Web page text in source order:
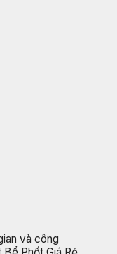
và công